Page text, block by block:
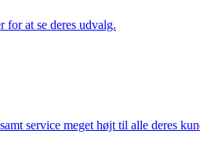
at se deres udvalg.
service meget højt til alle deres